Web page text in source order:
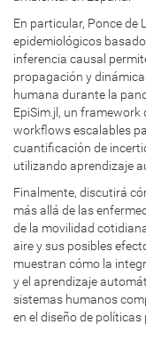
En particular, Ponce de
epidemiológicos
inferencia causal
propagación y
humana durante la
EpiSim.jl, un
workflows escalables
cuantificación de
utilizando aprendizaje
Finalmente, discutirá
más allá de las
de la movilidad
aire y sus posibles
muestran cómo la
y el aprendizaje
sistemas humanos
en el diseño de políticas